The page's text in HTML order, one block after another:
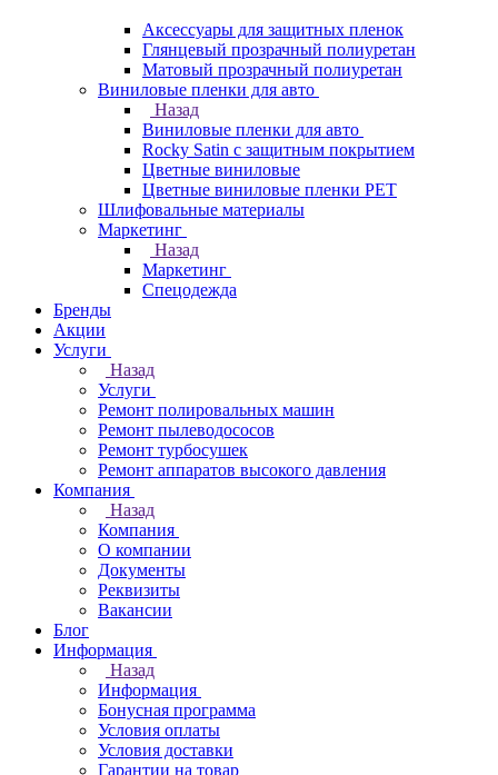
Аксессуары для защитных пленок
Глянцевый прозрачный полиуретан
Матовый прозрачный полиуретан
Виниловые пленки для авто
Назад
Виниловые пленки для авто
Rocky Satin с защитным покрытием
Цветные виниловые
Цветные виниловые пленки PET
Шлифовальные материалы
Маркетинг
Назад
Маркетинг
Спецодежда
Бренды
Акции
Услуги
Назад
Услуги
Ремонт полировальных машин
Ремонт пылеводососов
Ремонт турбосушек
Ремонт аппаратов высокого давления
Компания
Назад
Компания
О компании
Документы
Реквизиты
Вакансии
Блог
Информация
Назад
Информация
Бонусная программа
Условия оплаты
Условия доставки
Гарантии на товар